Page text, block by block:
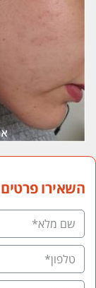
השאירו פרטים